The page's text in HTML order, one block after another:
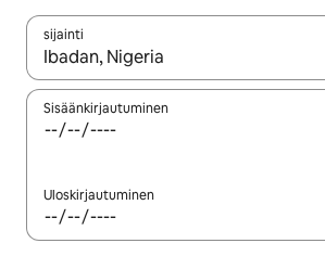
sijainti
Kun tulokset ovat saatavilla, navigoi
Sisäänkirjautuminen
Uloskirjautuminen